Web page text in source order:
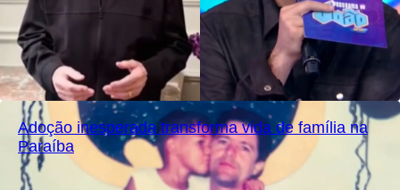
Adoção inesperada transforma vida de família na
Paraíba